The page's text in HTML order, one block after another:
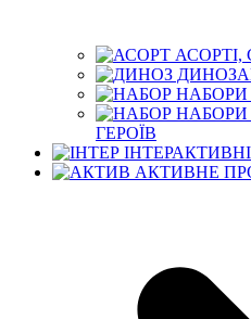
НАБОРИ
НАБОРИ
ГЕРОЇВ
АКТИВНЕ